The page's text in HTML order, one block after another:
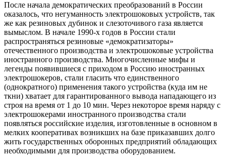
После начала демократических преобразований в России
оказалось, что негуманность электрошоковых устройств, так
же как резиновых дубинок и слезоточивого газа является
вымыслом. В начале 1990-х годов в России стали
распространяться резиновые «демократизаторы»
отечественного производства и электрошоковые устройства
иностранного производства. Многочисленные мифы и
легенды появившиеся с приходом в Россию иностранных
электрошокеров, стали гласить что единственного
(однократного) применения такого устройства (куда им не
ткни) хватает для гарантированного вывода нападающего из
строя на время от 1 до 10 мин. Через некоторое время наряду с
электрошокерами иностранного производства стали
появляться российские изделия, изготовленные в основном в
мелких кооперативах возникших на базе приказавших долго
жить государственных оборонных предприятий обладающих
необходимыми для производства оборудованием.